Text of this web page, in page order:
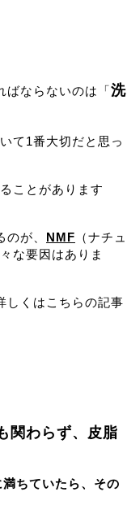
ばならないのは「洗
て1番大切だと思っ
ことがあります
が、 NMF （ナチュ
な要因はありま
しくはこちらの記事
関わらず、皮脂
ちていたら、その